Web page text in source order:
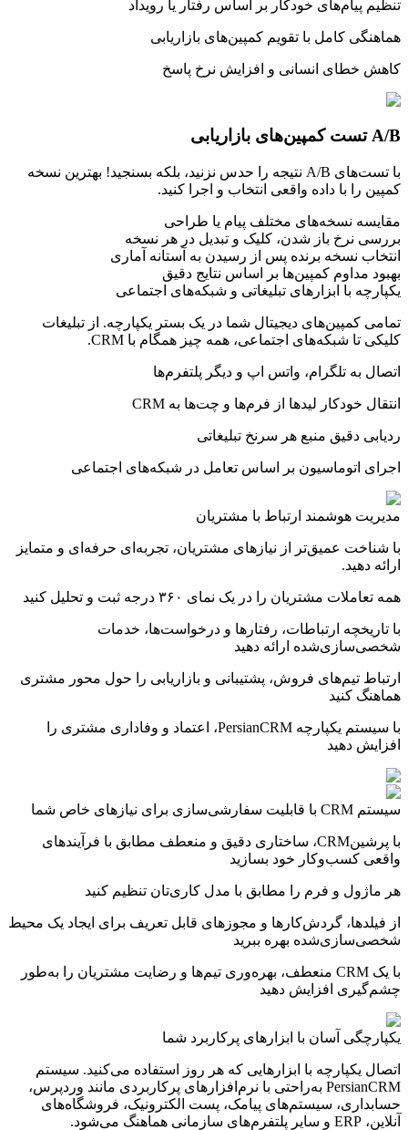
تنظیم پیام‌های خودکار بر اساس رفتار یا رویداد
هماهنگی کامل با تقویم کمپین‌های بازاریابی
کاهش خطای انسانی و افزایش نرخ پاسخ
A/B تست کمپین‌های بازاریابی
با تست‌های A/B نتیجه را حدس نزنید، بلکه بسنجید! بهترین نسخه
کمپین را با داده واقعی انتخاب و اجرا کنید.
مقایسه نسخه‌های مختلف پیام یا طراحی
بررسی نرخ باز شدن، کلیک و تبدیل در هر نسخه
انتخاب نسخه برنده پس از رسیدن به آستانه آماری
بهبود مداوم کمپین‌ها بر اساس نتایج دقیق
یکپارچه با ابزارهای تبلیغاتی و شبکه‌های اجتماعی
تمامی کمپین‌های دیجیتال شما در یک بستر یکپارچه. از تبلیغات
کلیکی تا شبکه‌های اجتماعی، همه چیز همگام با CRM.
اتصال به تلگرام، واتس اپ و دیگر پلتفرم‌ها
انتقال خودکار لیدها از فرم‌ها و چت‌ها به CRM
ردیابی دقیق منبع هر سرنخ تبلیغاتی
اجرای اتوماسیون‌ بر اساس تعامل در شبکه‌های اجتماعی
مدیریت هوشمند ارتباط با مشتریان
با شناخت عمیق‌تر از نیازهای مشتریان، تجربه‌ای حرفه‌ای و متمایز
ارائه دهید.
همه تعاملات مشتریان را در یک نمای ۳۶۰ درجه ثبت و تحلیل کنید
با تاریخچه ارتباطات، رفتارها و درخواست‌ها، خدمات
شخصی‌سازی‌شده ارائه دهید
ارتباط تیم‌های فروش، پشتیبانی و بازاریابی را حول محور مشتری
هماهنگ کنید
با سیستم یکپارچه PersianCRM، اعتماد و وفاداری مشتری را
افزایش دهید
سیستم CRM با قابلیت سفارشی‌سازی برای نیازهای خاص شما
با پرشین‌CRM، ساختاری دقیق و منعطف مطابق با فرآیندهای
واقعی کسب‌وکار خود بسازید
هر ماژول و فرم را مطابق با مدل کاری‌تان تنظیم کنید
از فیلدها، گردش‌کارها و مجوزهای قابل تعریف برای ایجاد یک محیط
شخصی‌سازی‌شده بهره ببرید
با یک CRM منعطف، بهره‌وری تیم‌ها و رضایت مشتریان را به‌طور
چشم‌گیری افزایش دهید
یکپارچگی آسان با ابزارهای پرکاربرد شما
اتصال یکپارچه با ابزارهایی که هر روز استفاده می‌کنید. سیستم
PersianCRM به‌راحتی با نرم‌افزارهای پرکاربردی مانند وردپرس،
حسابداری، سیستم‌های پیامک، پست الکترونیک، فروشگاه‌های
آنلاین، ERP و سایر پلتفرم‌های سازمانی هماهنگ می‌شود.